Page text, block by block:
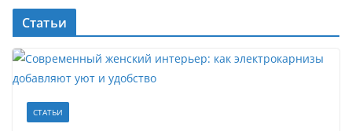
Статьи
СТАТЬИ